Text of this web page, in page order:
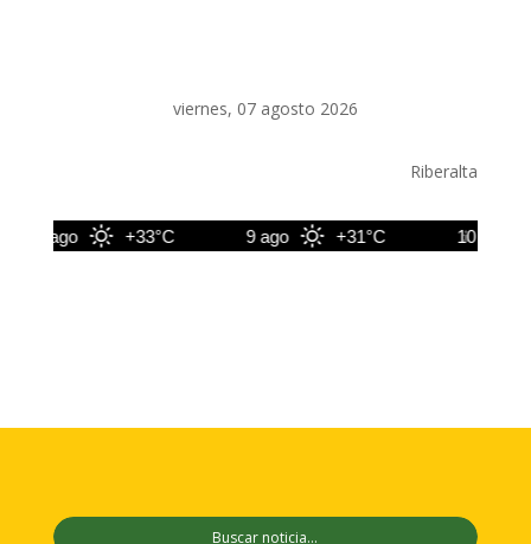
viernes, 07 agosto 2026
Riberalta
+33°C 9 ago +31°C 10 ago